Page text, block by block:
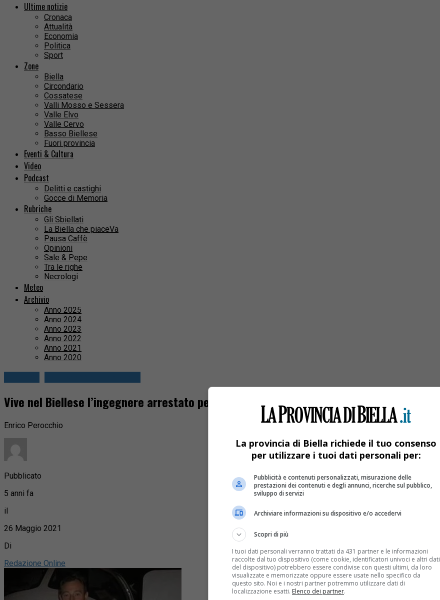
Ultime notizie
Cronaca
Attualità
Economia
Politica
Sport
Zone
Biella
Circondario
Cossatese
Valli Mosso e Sessera
Valle Elvo
Valle Cervo
Basso Biellese
Fuori provincia
Eventi & Cultura
Video
Podcast
Delitti e castighi
Gocce di Memoria
Rubriche
Gli Sbiellati
La Biella che piaceVa
Pausa Caffè
Opinioni
Sale & Pepe
Tra le righe
Necrologi
Meteo
Archivio
Anno 2025
Anno 2024
Anno 2023
Anno 2022
Anno 2021
Anno 2020
Vive nel Biellese l’ingegnere arrestato per la tragedia del Mottarone
Enrico Perocchio
Pubblicato
5 anni fa
il
26 Maggio 2021
Di
Redazione Online
La provincia di Biella richiede il tuo consenso
per utilizzare i tuoi dati personali per:
Pubblicità e contenuti personalizzati, misurazione delle
prestazioni dei contenuti e degli annunci, ricerche sul pubblico,
sviluppo di servizi
Archiviare informazioni su dispositivo e/o accedervi
Scopri di più
I tuoi dati personali verranno trattati da 431 partner e le informazioni
raccolte dal tuo dispositivo (come cookie, identificatori univoci e altri dati
del dispositivo) potrebbero essere condivise con questi ultimi, da loro
visualizzate e memorizzate oppure essere usate nello specifico da
questo sito. Noi e i nostri partner potremmo utilizzare dati di
localizzazione esatti. Elenco dei partner.